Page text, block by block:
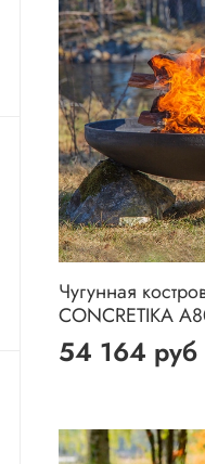
Чугунная
CONCRETIKA
54 164 руб